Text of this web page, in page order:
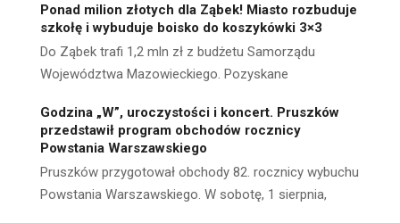
Ponad milion złotych dla Ząbek! Miasto rozbuduje
szkołę i wybuduje boisko do koszykówki 3×3
Do Ząbek trafi 1,2 mln zł z budżetu Samorządu
Województwa Mazowieckiego. Pozyskane
Godzina „W”, uroczystości i koncert. Pruszków
przedstawił program obchodów rocznicy
Powstania Warszawskiego
Pruszków przygotował obchody 82. rocznicy wybuchu
Powstania Warszawskiego. W sobotę, 1 sierpnia,